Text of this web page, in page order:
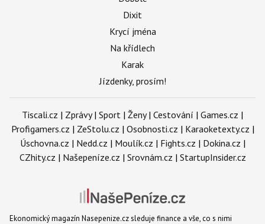
Dixit
Krycí jména
Na křídlech
Karak
Jízdenky, prosím!
Tiscali.cz | Zprávy| Sport | Ženy| Cestování | Games.cz |
Profigamers.cz | ZeStolu.cz | Osobnosti.cz | Karaoketexty.cz |
Úschovna.cz | Nedd.cz | Moulík.cz | Fights.cz | Dokina.cz |
CZhity.cz | Našepeníze.cz | Srovnám.cz | StartupInsider.cz
Ekonomický magazín Nasepenize.cz sleduje finance a vše, co s nimi